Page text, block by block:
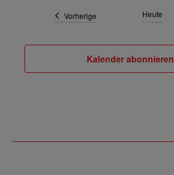
VorherigeVeranstaltungenHeute
Kalender abonnieren